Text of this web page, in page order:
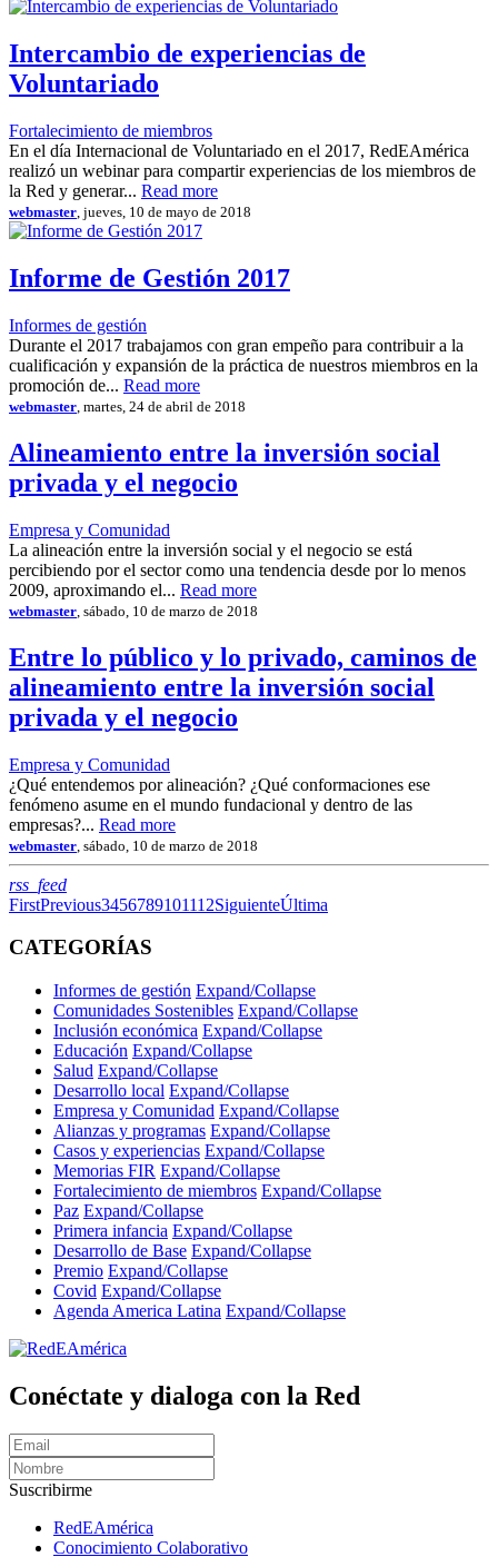
Intercambio de experiencias de
Voluntariado
Fortalecimiento de miembros
En el día Internacional de Voluntariado en el 2017, RedEAmérica
realizó un webinar para compartir experiencias de los miembros de
la Red y generar... Read more
webmaster, jueves, 10 de mayo de 2018
Informe de Gestión 2017
Informes de gestión
Durante el 2017 trabajamos con gran empeño para contribuir a la
cualificación y expansión de la práctica de nuestros miembros en la
promoción de... Read more
webmaster , martes, 24 de abril de 2018
Alineamiento entre la inversión social
privada y el negocio
Empresa y Comunidad
La alineación entre la inversión social y el negocio se está
percibiendo por el sector como una tendencia desde por lo menos
2009, aproximando el... Read more
webmaster , sábado, 10 de marzo de 2018
Entre lo público y lo privado, caminos de
alineamiento entre la inversión social
privada y el negocio
Empresa y Comunidad
¿Qué entendemos por alineación? ¿Qué conformaciones ese
fenómeno asume en el mundo fundacional y dentro de las
empresas?... Read more
webmaster , sábado, 10 de marzo de 2018
rss_feedRSS
FirstPrevious3456789101112SiguienteÚltima
CATEGORÍAS
Informes de gestión Expand/Collapse
Comunidades Sostenibles Expand/Collapse
Inclusión económica Expand/Collapse
Educación Expand/Collapse
Salud Expand/Collapse
Desarrollo local Expand/Collapse
Empresa y Comunidad Expand/Collapse
Alianzas y programas Expand/Collapse
Casos y experiencias Expand/Collapse
Memorias FIR Expand/Collapse
Fortalecimiento de miembros Expand/Collapse
Paz Expand/Collapse
Primera infancia Expand/Collapse
Desarrollo de Base Expand/Collapse
Premio Expand/Collapse
Covid Expand/Collapse
Agenda America Latina Expand/Collapse
Conéctate y dialoga con la Red
Suscribirme
RedEAmérica
Conocimiento Colaborativo